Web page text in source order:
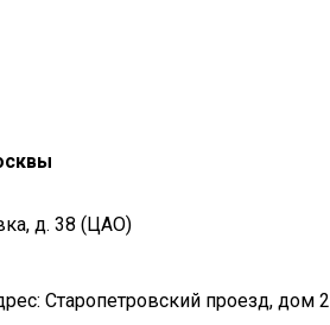
д. 38 (ЦАО)
Старопетровский проезд, дом 2